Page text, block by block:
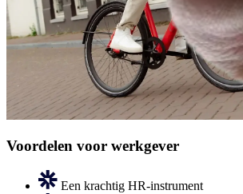
Voordelen voor werkgever
Een krachtig HR-instrument